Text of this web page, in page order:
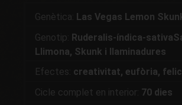
Genètica: Las Vegas Lemon
Genotip: Ruderalis-índica-
Llimona, Skunk i llaminadures
Efectes: creativitat, eufòria,
Cicle complet en interior: 70 dies